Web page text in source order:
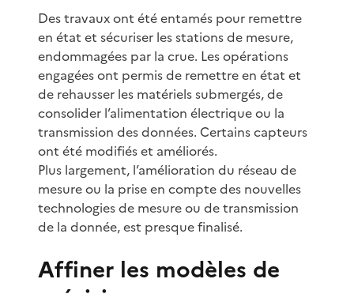
Des travaux ont été entamés pour remettre
en état et sécuriser les stations de mesure,
endommagées par la crue. Les opérations
engagées ont permis de remettre en état et
de rehausser les matériels submergés, de
consolider l’alimentation électrique ou la
transmission des données. Certains capteurs
ont été modifiés et améliorés.
Plus largement, l’amélioration du réseau de
mesure ou la prise en compte des nouvelles
technologies de mesure ou de transmission
de la donnée, est presque finalisé.
Affiner les modèles de